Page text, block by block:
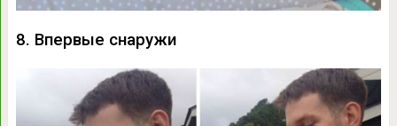
8. Впервые снаружи